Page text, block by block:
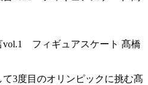
vol.1 フィギュアスケート 髙橋
3度目のオリンピックに挑む髙